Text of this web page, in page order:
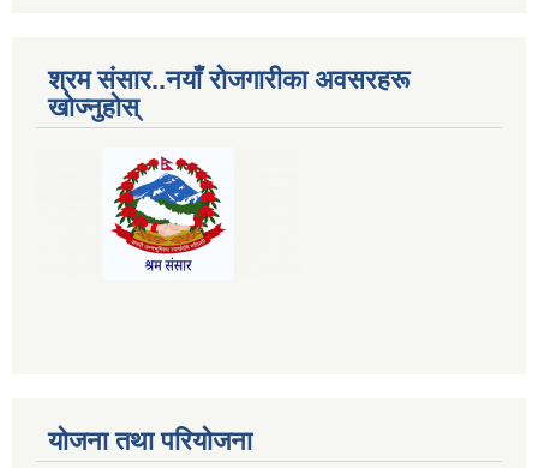
श्रम संसार..नयाँ रोजगारीका अवसरहरू
खोज्नुहोस्
योजना तथा परियोजना